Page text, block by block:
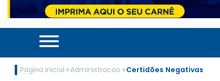
Página Inicial Administracao Certidões Negativas